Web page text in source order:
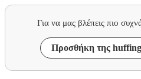
Για να μας βλέπεις πιο
Προσθήκη της